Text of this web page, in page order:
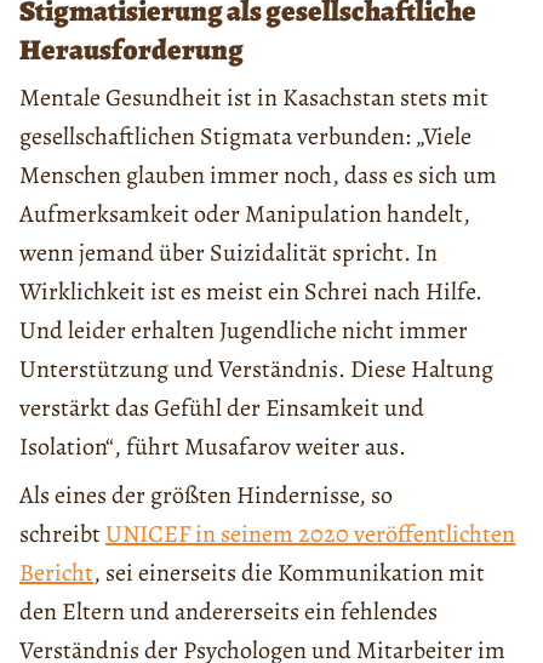
Stigmatisierung als gesellschaftliche
Herausforderung
Mentale Gesundheit ist in Kasachstan stets mit
gesellschaftlichen Stigmata verbunden: „Viele
Menschen glauben immer noch, dass es sich um
Aufmerksamkeit oder Manipulation handelt,
wenn jemand über Suizidalität spricht. In
Wirklichkeit ist es meist ein Schrei nach Hilfe.
Und leider erhalten Jugendliche nicht immer
Unterstützung und Verständnis. Diese Haltung
verstärkt das Gefühl der Einsamkeit und
Isolation“, führt Musafarov weiter aus.
Als eines der größten Hindernisse, so
schreibtUNICEF in seinem 2020 veröffentlichten
Bericht, sei einerseits die Kommunikation mit
den Eltern und andererseits ein fehlendes
Verständnis der Psychologen und Mitarbeiter im